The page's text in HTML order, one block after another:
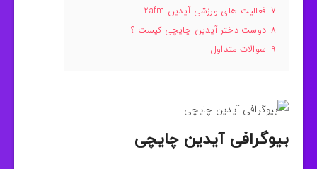
7 فعالیت های ورزشی آیدین 2afm
8 دوست دختر آیدین چایچی کیست ؟
9 سوالات متداول
بیوگرافی آیدین چایچی